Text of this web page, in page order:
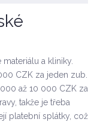
a kliniky.
CZK za jeden zub.
až 10 000 CZK za
takže je třeba
platební splátky, což